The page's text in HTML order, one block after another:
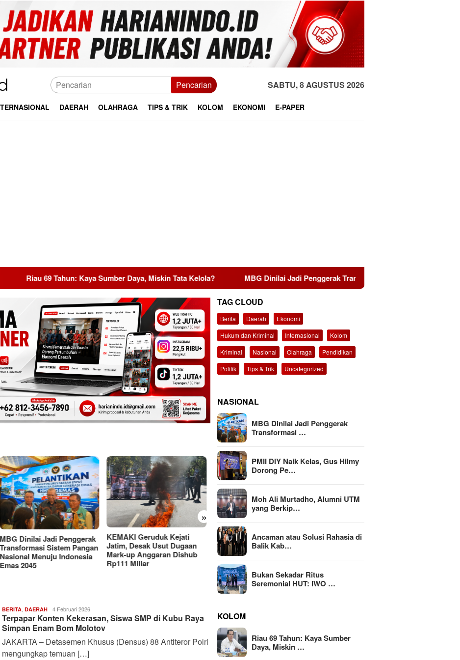
Pencarian SABTU, 8 AGUSTUS 2026
DAERAH OLAHRAGA TIPS & TRIK KOLOM EKONOMI E-PAPER
Tahun: Kaya Sumber Daya, Miskin Tata Kelola? MBG Dinilai Jadi Penggerak Transformasi Sistem Pangan Nasional Menuju
»
KEMAKI Geruduk Kejati
Jatim, Desak Usut Dugaan
Mark-up Anggaran Dishub
Rp111 Miliar
PMII DIY Naik Kelas, Gus
Hilmy Dorong Penguatan
Advokasi Hukum dan
Digitalisasi Gerakan
Moh Ali Murtadho, Alumni
UTM yang Berkiprah dalam
Putusan MK soal MBG
BERITA, DAERAH Harianindo.id
4 Februari 2026
Terpapar Konten Kekerasan, Siswa SMP di Kubu Raya
Simpan Enam Bom Molotov
JAKARTA – Detasemen Khusus (Densus) 88 Antiteror Polri
mengungkap temuan […]
TAG CLOUD
Berita Daerah
Ekonomi
Hukum dan Kriminal
Internasional
Kolom
Kriminal
Nasional Olahraga
Pendidikan
Politik
Tips & Trik Uncategorized
NASIONAL
MBG Dinilai Jadi Penggerak
Transformasi …
PMII DIY Naik Kelas, Gus Hilmy
Dorong Pe…
Moh Ali Murtadho, Alumni UTM
yang Berkip…
Ancaman atau Solusi Rahasia di
Balik Kab…
Bukan Sekadar Ritus
Seremonial HUT: IWO …
KOLOM
Riau 69 Tahun: Kaya Sumber
Daya, Miskin …